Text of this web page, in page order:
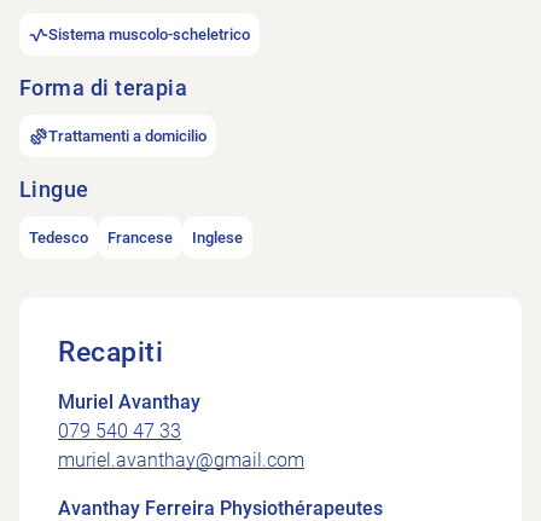
Sistema muscolo-scheletrico
Forma di terapia
Trattamenti a domicilio
Lingue
Tedesco Francese Inglese
Recapiti
Muriel Avanthay
079 540 47 33
muriel.avanthay@gmail.com
Avanthay Ferreira Physiothérapeutes